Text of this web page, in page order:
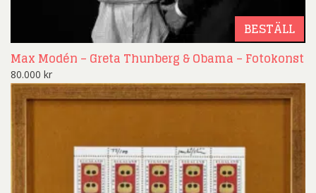
BESTÄLL
Max Modén – Greta Thunberg & Obama – Fotokonst
80.000 kr